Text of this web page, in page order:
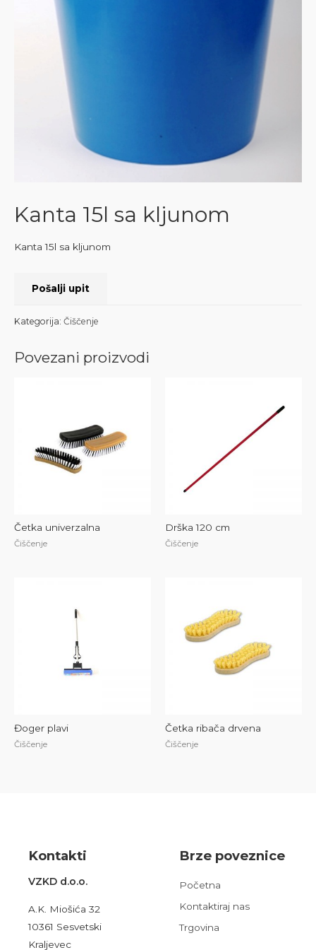
Kanta 15l sa kljunom
Kanta 15l sa kljunom
Pošalji upit
Kategorija: Čiščenje
Povezani proizvodi
Četka univerzalna
Čiščenje
Drška 120 cm
Čiščenje
Đoger plavi
Čiščenje
Četka ribača drvena
Čiščenje
Kontakti
VZKD d.o.o.
A.K. Miošića 32
10361 Sesvetski
Kraljevec
Brze poveznice
Početna
Kontaktiraj nas
Trgovina